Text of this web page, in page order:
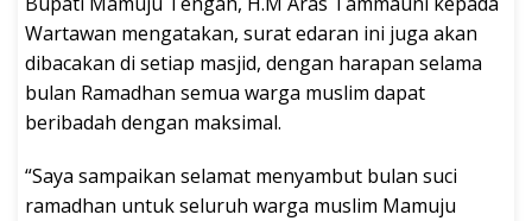
Wartawan mengatakan, surat edaran ini juga akan
dibacakan di setiap masjid, dengan harapan selama
bulan Ramadhan semua warga muslim dapat
beribadah dengan maksimal.
“Saya sampaikan selamat menyambut bulan suci
ramadhan untuk seluruh warga muslim Mamuju